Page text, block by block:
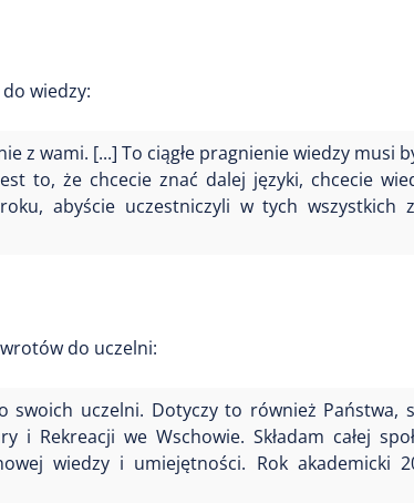
wiedzy:
z wami. [...] To ciągłe pragnienie wiedzy musi
to, że chcecie znać dalej języki, chcecie
abyście uczestniczyli w tych wszystkich
do uczelni:
uczelni. Dotyczy to również Państwa,
Rekreacji we Wschowie. Składam całej
wiedzy i umiejętności. Rok akademicki